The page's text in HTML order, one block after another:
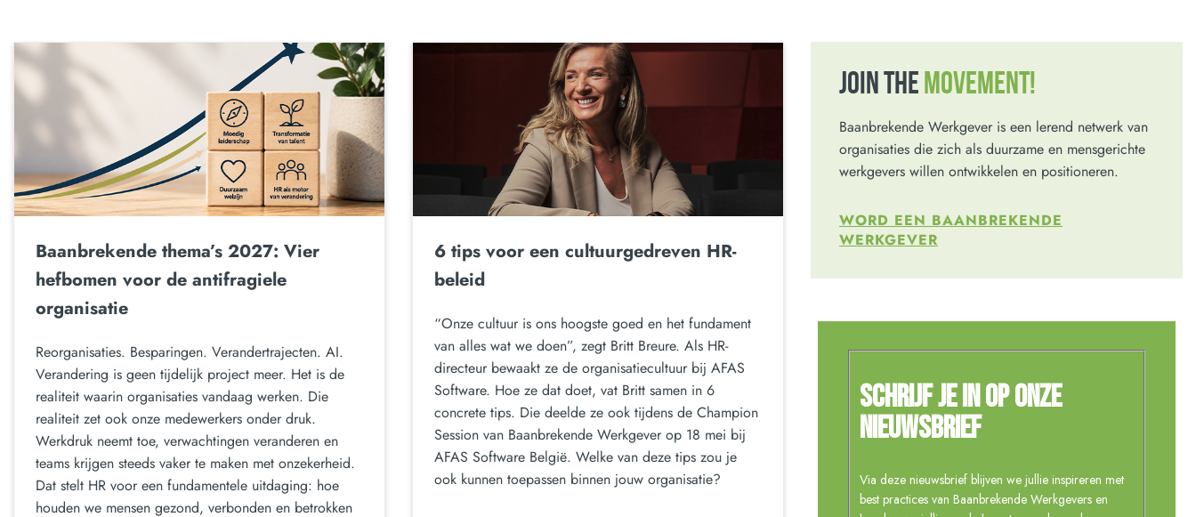
Baanbrekende thema’s 2027: Vier
hefbomen voor de antifragiele
organisatie
Reorganisaties. Besparingen. Verandertrajecten. AI.
Verandering is geen tijdelijk project meer. Het is de
realiteit waarin organisaties vandaag werken. Die
realiteit zet ook onze medewerkers onder druk.
Werkdruk neemt toe, verwachtingen veranderen en
teams krijgen steeds vaker te maken met onzekerheid.
Dat stelt HR voor een fundamentele uitdaging: hoe
houden we mensen gezond, verbonden en betrokken
6 tips voor een cultuurgedreven HR-
beleid
“Onze cultuur is ons hoogste goed en het fundament
van alles wat we doen”, zegt Britt Breure. Als HR-
directeur bewaakt ze de organisatiecultuur bij AFAS
Software. Hoe ze dat doet, vat Britt samen in 6
concrete tips. Die deelde ze ook tijdens de Champion
Session van Baanbrekende Werkgever op 18 mei bij
AFAS Software België. Welke van deze tips zou je
ook kunnen toepassen binnen jouw organisatie?
JOIN THE MOVEMENT!
Baanbrekende Werkgever is een lerend netwerk van
organisaties die zich als duurzame en mensgerichte
werkgevers willen ontwikkelen en positioneren.
WORD EEN BAANBREKENDE
WERKGEVER